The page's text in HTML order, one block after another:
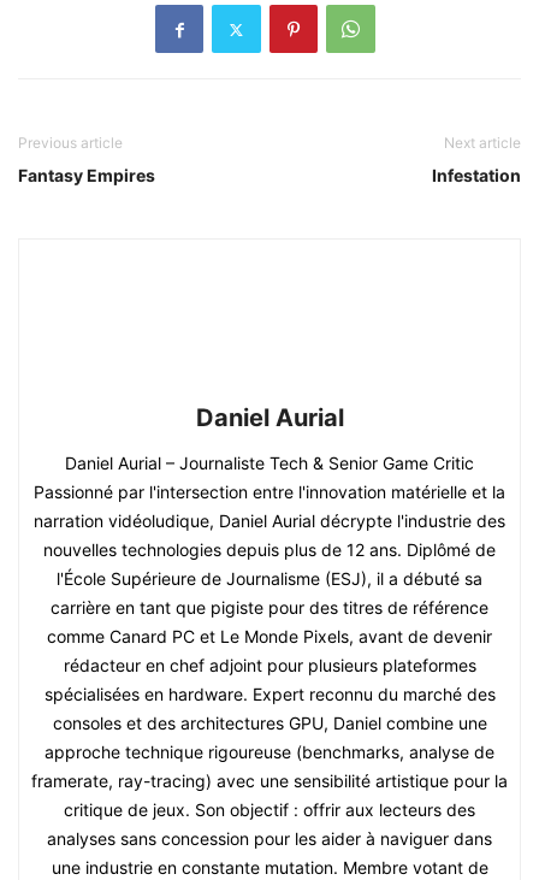
Previous article
Fantasy Empires
Next article
Infestation
Daniel Aurial
Daniel Aurial – Journaliste Tech & Senior Game Critic
Passionné par l'intersection entre l'innovation matérielle et la
narration vidéoludique, Daniel Aurial décrypte l'industrie des
nouvelles technologies depuis plus de 12 ans. Diplômé de
l'École Supérieure de Journalisme (ESJ), il a débuté sa
carrière en tant que pigiste pour des titres de référence
comme Canard PC et Le Monde Pixels, avant de devenir
rédacteur en chef adjoint pour plusieurs plateformes
spécialisées en hardware. Expert reconnu du marché des
consoles et des architectures GPU, Daniel combine une
approche technique rigoureuse (benchmarks, analyse de
framerate, ray-tracing) avec une sensibilité artistique pour la
critique de jeux. Son objectif : offrir aux lecteurs des
analyses sans concession pour les aider à naviguer dans
une industrie en constante mutation. Membre votant de